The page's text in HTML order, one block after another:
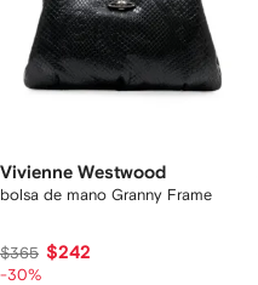
Vivienne Westwood
bolsa de mano Granny Frame
$365 $242
-30%